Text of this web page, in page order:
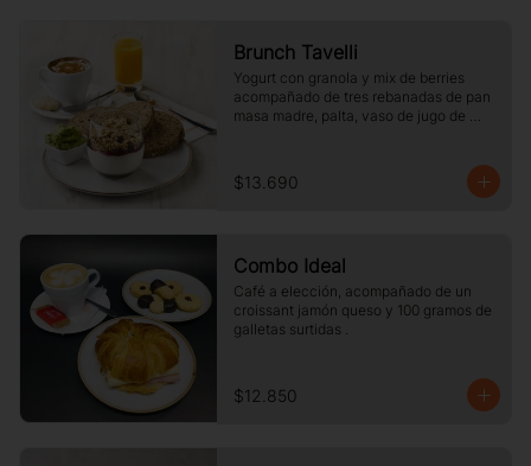
Brunch Tavelli
Yogurt con granola y mix de berries
acompañado de tres rebanadas de pan
masa madre, palta, vaso de jugo de
$13.690
Combo Ideal
Café a elección, acompañado de un
croissant jamón queso y 100 gramos de
galletas surtidas .
$12.850